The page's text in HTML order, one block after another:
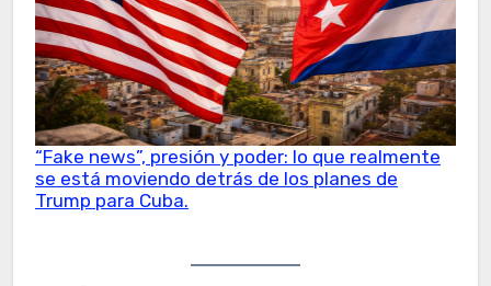
“Fake news”, presión y poder: lo que realmente
se está moviendo detrás de los planes de
Trump para Cuba.